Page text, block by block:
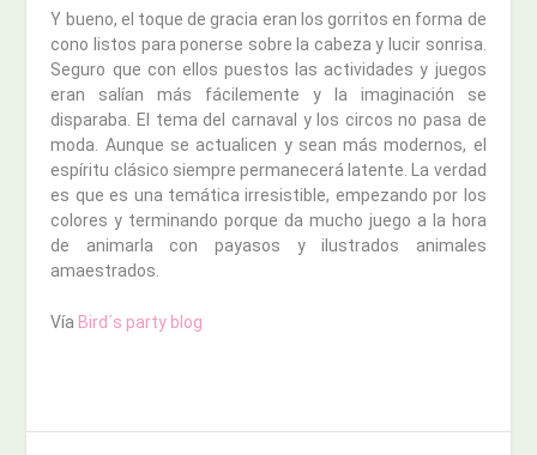
Y bueno, el toque de gracia eran los gorritos en forma de
cono listos para ponerse sobre la cabeza y lucir sonrisa.
Seguro que con ellos puestos las actividades y juegos
eran salían más fácilemente y la imaginación se
disparaba. El tema del carnaval y los circos no pasa de
moda. Aunque se actualicen y sean más modernos, el
espíritu clásico siempre permanecerá latente. La verdad
es que es una temática irresistible, empezando por los
colores y terminando porque da mucho juego a la hora
de animarla con payasos y ilustrados animales
amaestrados.
Vía Bird´s party blog